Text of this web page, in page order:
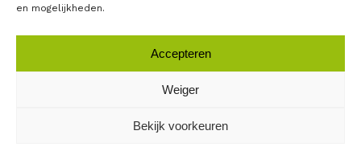
en mogelijkheden.
Accepteren
Weiger
Bekijk voorkeuren